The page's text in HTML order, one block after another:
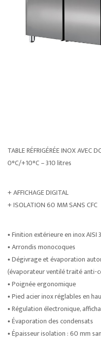
TABLE RÉFRIGÉRÉE INOX AVEC
0°C/+10°C – 310 litres
+ AFFICHAGE DIGITAL
+ ISOLATION 60 MM SANS CFC
• Finition extérieure en inox AISI
• Arrondis monocoques
• Dégivrage et évaporation
(évaporateur ventilé traité anti-
• Poignée ergonomique
• Pied acier inox réglables en
• Régulation électronique,
• Évaporation des condensats
• Épaisseur isolation : 60 mm